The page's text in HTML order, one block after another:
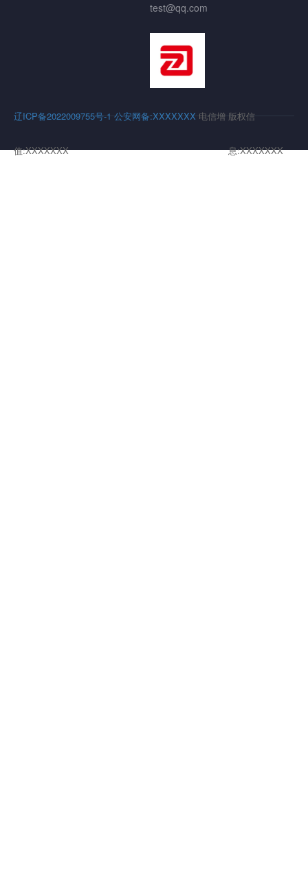
test@qq.com
辽ICP备2022009755号-1 公安网备:XXXXXXX 电信增
值:XXXXXXX
版权信
息:XXXXXXX